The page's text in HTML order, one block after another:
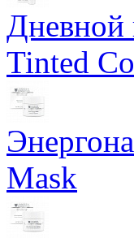
Дневной
Tinted
Mask